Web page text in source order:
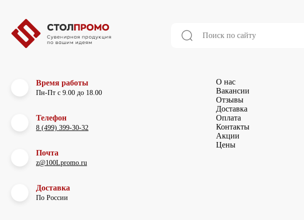
Время работы
Пн-Пт с 9.00 до 18.00
Телефон
8 (499) 399-30-32
Почта
z@100Lpromo.ru
Доставка
По России
О нас
Вакансии
Отзывы
Доставка
Оплата
Контакты
Акции
Цены